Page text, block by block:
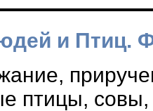
и Птиц.
птицы, совы,